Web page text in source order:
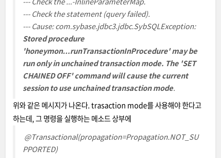
--- Check the statement (query failed).
--- Cause: com.sybase.jdbc3.jdbc.SybSQLException:
Stored procedure
'honeymon...runTransactionInProcedure' may be
run only in unchained transaction mode. The 'SET
CHAINED OFF' command will cause the current
session to use unchained transaction mode.
위와 같은 메시지가 나온다. trasaction mode를 사용해야 한다고
하는데, 그 명령을 실행하는 메소드 상부에
@Transactional(propagation=Propagation.NOT_SU
PPORTED)